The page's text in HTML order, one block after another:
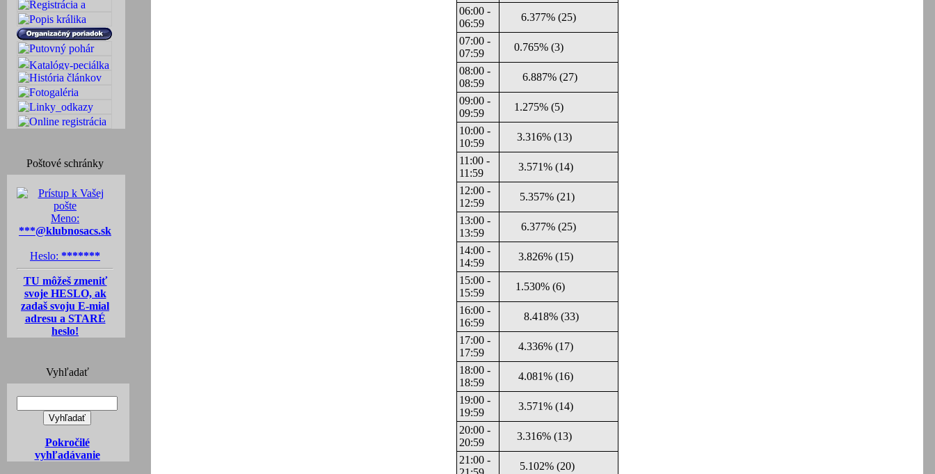
Poštové schránky
Meno:
***@klubnosacs.sk
Heslo: *******
TU môžeš zmeniť
svoje HESLO, ak
zadaš svoju E-mial
adresu a STARÉ
heslo!
Vyhľadať
Pokročilé
vyhľadávanie
06:00 -
06:59
6.377% (25)
07:00 -
07:59
0.765% (3)
08:00 -
08:59
6.887% (27)
09:00 -
09:59
1.275% (5)
10:00 -
10:59
3.316% (13)
11:00 -
11:59
3.571% (14)
12:00 -
12:59
5.357% (21)
13:00 -
13:59
6.377% (25)
14:00 -
14:59
3.826% (15)
15:00 -
15:59
1.530% (6)
16:00 -
16:59
8.418% (33)
17:00 -
17:59
4.336% (17)
18:00 -
18:59
4.081% (16)
19:00 -
19:59
3.571% (14)
20:00 -
20:59
3.316% (13)
21:00 -
5.102% (20)